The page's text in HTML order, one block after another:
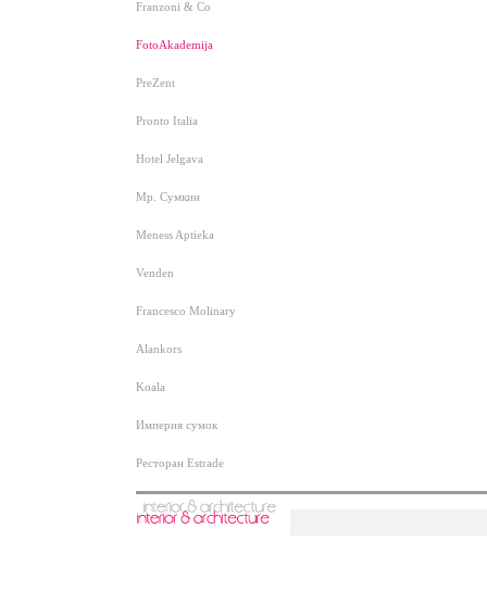
Franzoni & Co
FotoAkademija
PreZent
Pronto Italia
Hotel Jelgava
Мр. Сумкин
Meness Aptieka
Venden
Francesco Molinary
Alankors
Koala
Империя сумок
Ресторан Estrade